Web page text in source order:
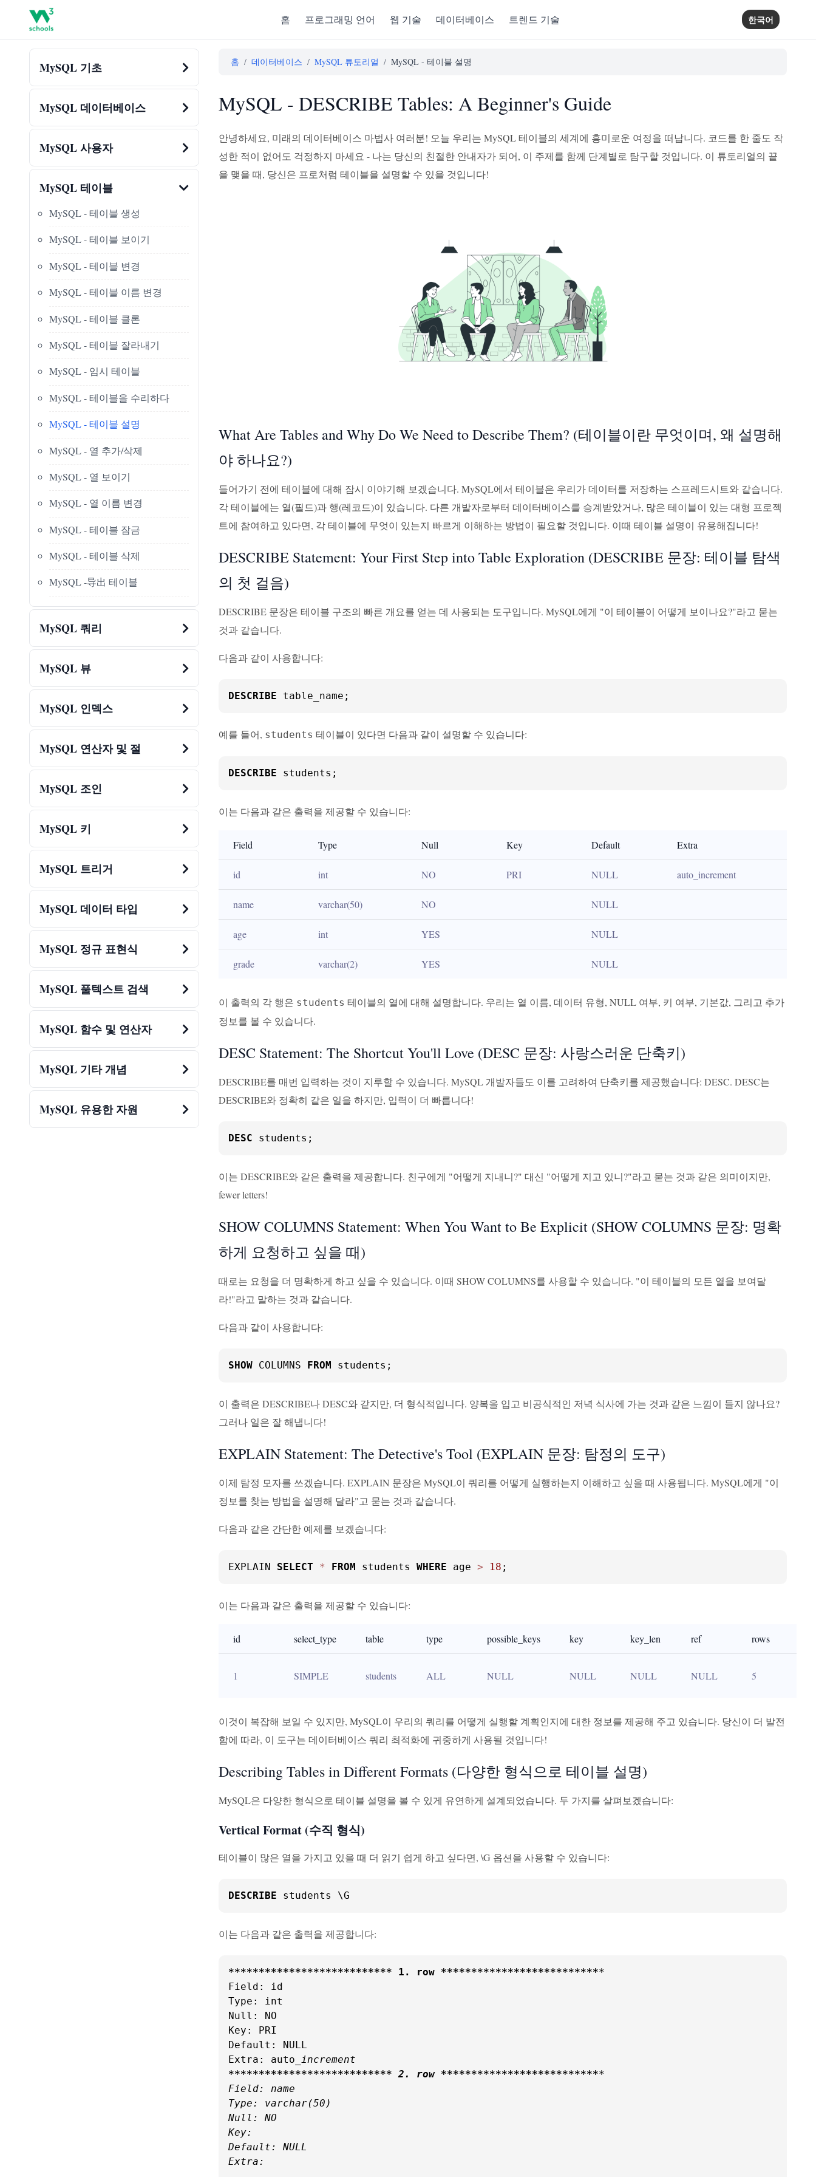
홈 프로그래밍 언어 웹 기술 데이터베이스 트렌드 기술 한국어
MySQL 기초
MySQL 데이터베이스
MySQL 사용자
MySQL 테이블
MySQL - 테이블 생성
MySQL - 테이블 보이기
MySQL - 테이블 변경
MySQL - 테이블 이름 변경
MySQL - 테이블 클론
MySQL - 테이블 잘라내기
MySQL - 임시 테이블
MySQL - 테이블을 수리하다
MySQL - 테이블 설명
MySQL - 열 추가/삭제
MySQL - 열 보이기
MySQL - 열 이름 변경
MySQL - 테이블 잠금
MySQL - 테이블 삭제
MySQL -导出 테이블
MySQL 쿼리
MySQL 뷰
MySQL 인덱스
MySQL 연산자 및 절
MySQL 조인
MySQL 키
MySQL 트리거
MySQL 데이터 타입
MySQL 정규 표현식
MySQL 풀텍스트 검색
MySQL 함수 및 연산자
MySQL 기타 개념
MySQL 유용한 자원
홈 / 데이터베이스 / MySQL 튜토리얼 / MySQL - 테이블 설명
MySQL - DESCRIBE Tables: A Beginner's Guide
안녕하세요, 미래의 데이터베이스 마법사 여러분! 오늘 우리는 MySQL 테이블의 세계에 흥미로운 여정을 떠납니다. 코드를 한 줄도 작
성한 적이 없어도 걱정하지 마세요 - 나는 당신의 친절한 안내자가 되어, 이 주제를 함께 단계별로 탐구할 것입니다. 이 튜토리얼의 끝
을 맺을 때, 당신은 프로처럼 테이블을 설명할 수 있을 것입니다!
What Are Tables and Why Do We Need to Describe Them? (테이블이란 무엇이며, 왜 설명해
야 하나요?)
들어가기 전에 테이블에 대해 잠시 이야기해 보겠습니다. MySQL에서 테이블은 우리가 데이터를 저장하는 스프레드시트와 같습니다.
각 테이블에는 열(필드)과 행(레코드)이 있습니다. 다른 개발자로부터 데이터베이스를 승계받았거나, 많은 테이블이 있는 대형 프로젝
트에 참여하고 있다면, 각 테이블에 무엇이 있는지 빠르게 이해하는 방법이 필요할 것입니다. 이때 테이블 설명이 유용해집니다!
DESCRIBE Statement: Your First Step into Table Exploration (DESCRIBE 문장: 테이블 탐색
의 첫 걸음)
DESCRIBE 문장은 테이블 구조의 빠른 개요를 얻는 데 사용되는 도구입니다. MySQL에게 "이 테이블이 어떻게 보이나요?"라고 묻는
것과 같습니다.
다음과 같이 사용합니다:
DESCRIBE table_name;
예를 들어, students 테이블이 있다면 다음과 같이 설명할 수 있습니다:
DESCRIBE students;
이는 다음과 같은 출력을 제공할 수 있습니다:
Field Type Null Key Default Extra
id int NO PRI NULL auto_increment
name varchar(50) NO NULL
age int YES NULL
grade varchar(2) YES NULL
이 출력의 각 행은 students 테이블의 열에 대해 설명합니다. 우리는 열 이름, 데이터 유형, NULL 여부, 키 여부, 기본값, 그리고 추가
정보를 볼 수 있습니다.
DESC Statement: The Shortcut You'll Love (DESC 문장: 사랑스러운 단축키)
DESCRIBE를 매번 입력하는 것이 지루할 수 있습니다. MySQL 개발자들도 이를 고려하여 단축키를 제공했습니다: DESC. DESC는
DESCRIBE와 정확히 같은 일을 하지만, 입력이 더 빠릅니다!
DESC students;
이는 DESCRIBE와 같은 출력을 제공합니다. 친구에게 "어떻게 지내니?" 대신 "어떻게 지고 있니?"라고 묻는 것과 같은 의미이지만,
fewer letters!
SHOW COLUMNS Statement: When You Want to Be Explicit (SHOW COLUMNS 문장: 명확
하게 요청하고 싶을 때)
때로는 요청을 더 명확하게 하고 싶을 수 있습니다. 이때 SHOW COLUMNS를 사용할 수 있습니다. "이 테이블의 모든 열을 보여달
라!"라고 말하는 것과 같습니다.
다음과 같이 사용합니다:
SHOW COLUMNS FROM students;
이 출력은 DESCRIBE나 DESC와 같지만, 더 형식적입니다. 양복을 입고 비공식적인 저녁 식사에 가는 것과 같은 느낌이 들지 않나요?
그러나 일은 잘 해냅니다!
EXPLAIN Statement: The Detective's Tool (EXPLAIN 문장: 탐정의 도구)
이제 탐정 모자를 쓰겠습니다. EXPLAIN 문장은 MySQL이 쿼리를 어떻게 실행하는지 이해하고 싶을 때 사용됩니다. MySQL에게 "이
정보를 찾는 방법을 설명해 달라"고 묻는 것과 같습니다.
다음과 같은 간단한 예제를 보겠습니다:
EXPLAIN SELECT * FROM students WHERE age > 18 ;
이는 다음과 같은 출력을 제공할 수 있습니다:
id select_type table type possible_keys key key_len ref rows
1 SIMPLE students ALL NULL NULL NULL NULL 5
이것이 복잡해 보일 수 있지만, MySQL이 우리의 쿼리를 어떻게 실행할 계획인지에 대한 정보를 제공해 주고 있습니다. 당신이 더 발전
함에 따라, 이 도구는 데이터베이스 쿼리 최적화에 귀중하게 사용될 것입니다!
Describing Tables in Different Formats (다양한 형식으로 테이블 설명)
MySQL은 다양한 형식으로 테이블 설명을 볼 수 있게 유연하게 설계되었습니다. 두 가지를 살펴보겠습니다:
Vertical Format (수직 형식)
테이블이 많은 열을 가지고 있을 때 더 읽기 쉽게 하고 싶다면, \G 옵션을 사용할 수 있습니다:
DESCRIBE students \G
이는 다음과 같은 출력을 제공합니다:
*************************** 1. row ***************************
Field: id
Type: int
Null: NO
Key: PRI
Default: NULL
Extra: auto
*************************** 2. row ***************************
Field: name
Type: varchar(50)
Null: NO
Key:
Default: NULL
Extra: